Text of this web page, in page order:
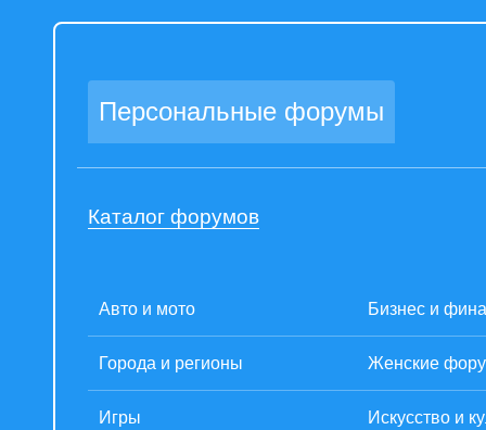
Персональные форумы
Каталог форумов
Авто и мото Бизнес и
Города и регионы Женские
Игры Искусство и